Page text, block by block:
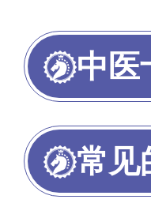
中医
常见